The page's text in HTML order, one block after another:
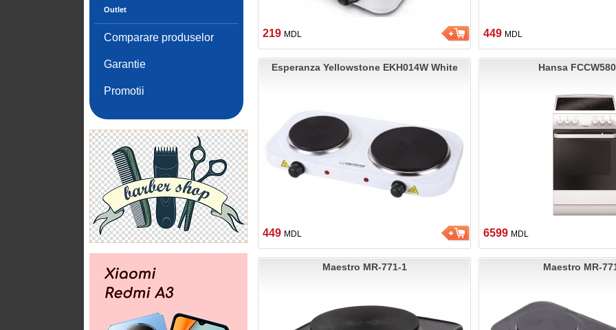
Outlet
Comparare produselor
Garantie
Promotii
219 MDL 449 MDL
Esperanza Yellowstone EKH014W White
449 MDL
Hansa
6599 MDL
Maestro MR-771-1 Maestro MR-